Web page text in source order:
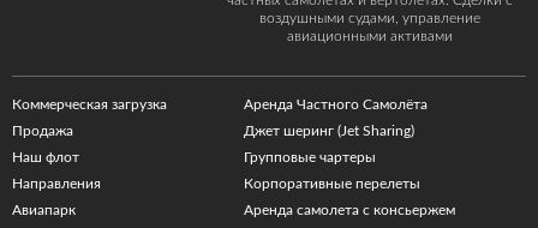
воздушными судами, управление
авиационными активами
Коммерческая загрузка
Продажа
Наш флот
Направления
Авиапарк
Аренда Частного Самолёта
Джет шеринг (Jet Sharing)
Групповые чартеры
Корпоративные перелеты
Аренда самолета с консьержем